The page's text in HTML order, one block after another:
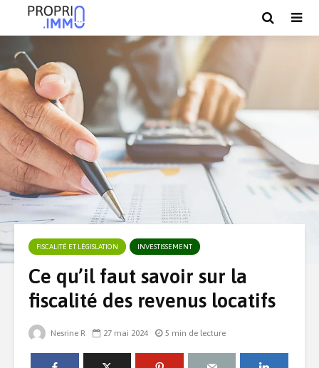
FISCALITÉ ET LÉGISLATION INVESTISSEMENT
Ce qu’il faut savoir sur la
fiscalité des revenus locatifs
Nesrine R 27 mai 2024 5 min de lecture